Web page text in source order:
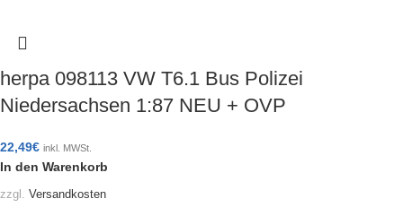
herpa 098113 VW T6.1 Bus Polizei
Niedersachsen 1:87 NEU + OVP
22,49€ inkl. MWSt.
In den Warenkorb
zzgl. Versandkosten